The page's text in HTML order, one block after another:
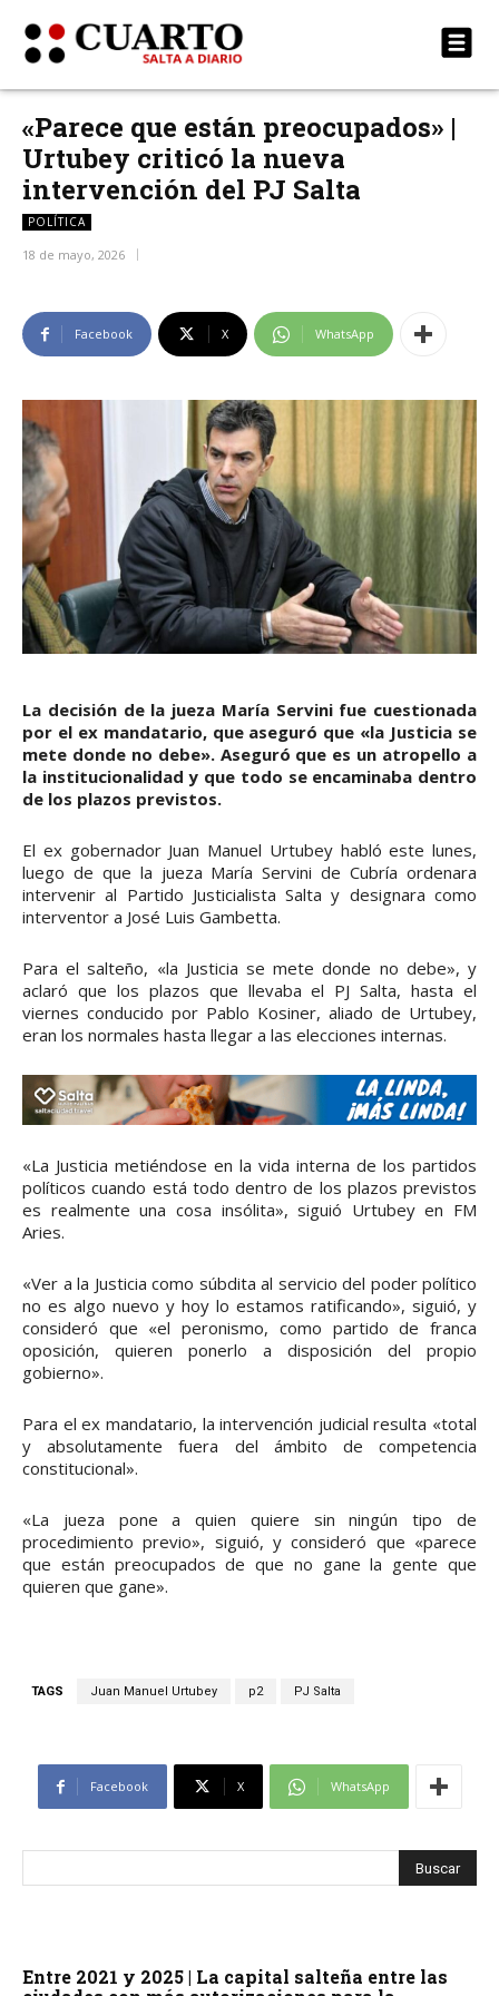
«Parece que están preocupados» |
Urtubey criticó la nueva
intervención del PJ Salta
POLÍTICA
18 de mayo, 2026
Facebook X WhatsApp
La decisión de la jueza María Servini fue cuestionada
por el ex mandatario, que aseguró que «la Justicia se
mete donde no debe». Aseguró que es un atropello a
la institucionalidad y que todo se encaminaba dentro
de los plazos previstos.
El ex gobernador Juan Manuel Urtubey habló este lunes,
luego de que la jueza María Servini de Cubría ordenara
intervenir al Partido Justicialista Salta y designara como
interventor a José Luis Gambetta.
Para el salteño, «la Justicia se mete donde no debe», y
aclaró que los plazos que llevaba el PJ Salta, hasta el
viernes conducido por Pablo Kosiner, aliado de Urtubey,
eran los normales hasta llegar a las elecciones internas.
«La Justicia metiéndose en la vida interna de los partidos
políticos cuando está todo dentro de los plazos previstos
es realmente una cosa insólita», siguió Urtubey en FM
Aries.
«Ver a la Justicia como súbdita al servicio del poder político
no es algo nuevo y hoy lo estamos ratificando», siguió, y
consideró que «el peronismo, como partido de franca
oposición, quieren ponerlo a disposición del propio
gobierno».
Para el ex mandatario, la intervención judicial resulta «total
y absolutamente fuera del ámbito de competencia
constitucional».
«La jueza pone a quien quiere sin ningún tipo de
procedimiento previo», siguió, y consideró que «parece
que están preocupados de que no gane la gente que
quieren que gane».
TAGS Juan Manuel Urtubey p2 PJ Salta
Facebook X WhatsApp
Entre 2021 y 2025 | La capital salteña entre las